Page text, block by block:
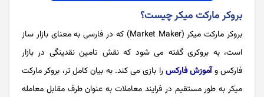
بروکر مارکت میکر چیست؟
بروکر مارکت میکر (Market Maker) که در فارسی به معنای بازار ساز
است، به بروکری گفته می شود که نقش تامین نقدینگی در بازار
فارکس وآموزش فارکسرا بازی می کند. به بیان کامل تر، بروکر مارکت
میکر به طور مستقیم در فرایند معاملات به عنوان طرف مقابل معامله